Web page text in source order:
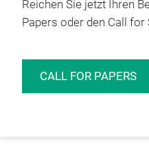
Reichen Sie jetzt Ihren
Papers oder den Call for
CALL FOR PAPERS